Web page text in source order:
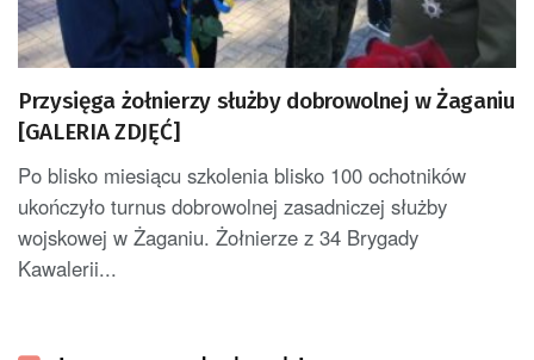
Przysięga żołnierzy służby dobrowolnej w Żaganiu
[GALERIA ZDJĘĆ]
Po blisko miesiącu szkolenia blisko 100 ochotników
ukończyło turnus dobrowolnej zasadniczej służby
wojskowej w Żaganiu. Żołnierze z 34 Brygady
Kawalerii...